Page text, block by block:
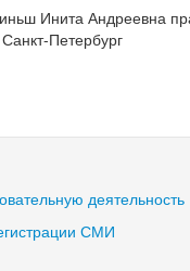
Инита Андреевна
Петербург
деятельность
СМИ